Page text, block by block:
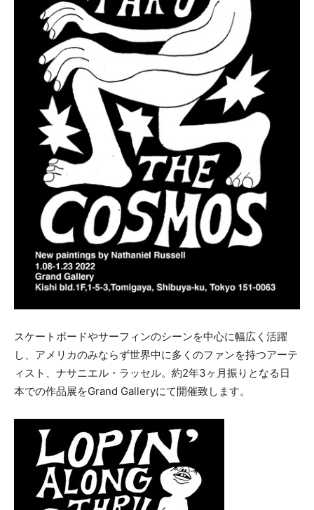
スケートボードやサーフィンのシーンを中心に幅広く活躍
し、アメリカのみならず世界中に多くのファンを持つアーテ
ィスト、ナサニエル・ラッセル。約2年3ヶ月振りとなる日
本での作品展をGrand Galleryにて開催致します。